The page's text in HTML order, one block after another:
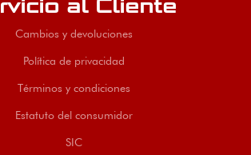
al Cliente
Cambios y devoluciones
Política de privacidad
Términos y condiciones
Estatuto del consumidor
SIC